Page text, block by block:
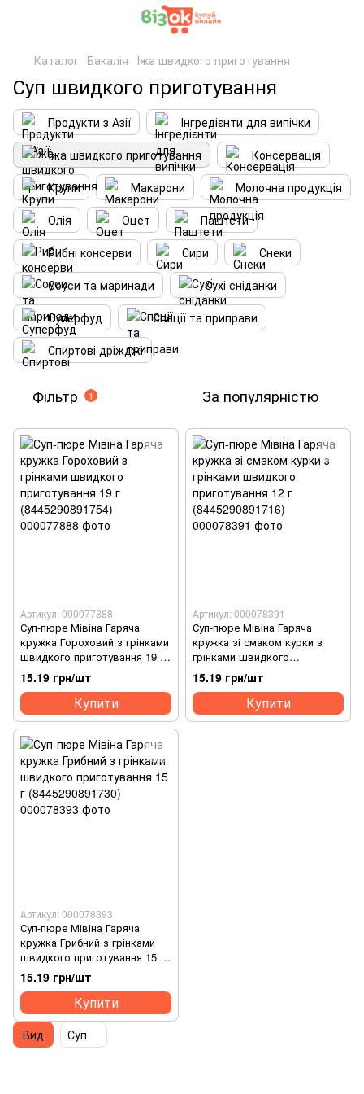
Каталог Бакалія Їжа швидкого приготування
Суп швидкого приготування
Продукти з Азії
Інгредієнти для випічки
Їжа швидкого приготування
Консервація
Крупи
Макарони
Молочна продукція
Олія
Оцет
Паштети
Рибні консерви
Сири
Снеки
Соуси та маринади
Сухі сніданки
Суперфуд
Спеції та приправи
Спиртові дріжджі
Фільтр 1 За популярністю
Артикул: 000077888
Суп-пюре Мівіна Гаряча
кружка Гороховий з грінками
швидкого приготування 19 г
(8445290891754)
15.19 грн/шт
Купити
Артикул: 000078391
Суп-пюре Мівіна Гаряча
кружка зі смаком курки з
грінками швидкого
приготування 12 г
(8445290891716)
15.19 грн/шт
Купити
Артикул: 000078393
Суп-пюре Мівіна Гаряча
кружка Грибний з грінками
швидкого приготування 15 г
(8445290891730)
15.19 грн/шт
Купити
Вид Суп